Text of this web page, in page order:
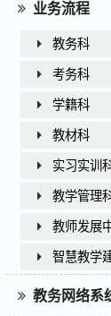
业务流程
教务科
考务科
学籍科
教材科
实习实训
教学管理
教师发展
智慧教学
教务网络系